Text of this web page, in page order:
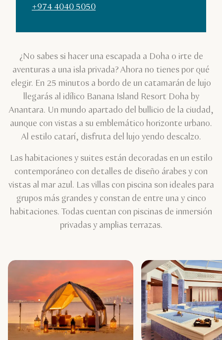
+974 4040 5050
¿No sabes si hacer una escapada a Doha o irte de
aventuras a una isla privada? Ahora no tienes por qué
elegir. En 25 minutos a bordo de un catamarán de lujo
llegarás al idílico Banana Island Resort Doha by
Anantara. Un mundo apartado del bullicio de la ciudad,
aunque con vistas a su emblemático horizonte urbano.
Al estilo catarí, disfruta del lujo yendo descalzo.
Las habitaciones y suites están decoradas en un estilo
contemporáneo con detalles de diseño árabes y con
vistas al mar azul. Las villas con piscina son ideales para
grupos más grandes y constan de entre una y cinco
habitaciones. Todas cuentan con piscinas de inmersión
privadas y amplias terrazas.